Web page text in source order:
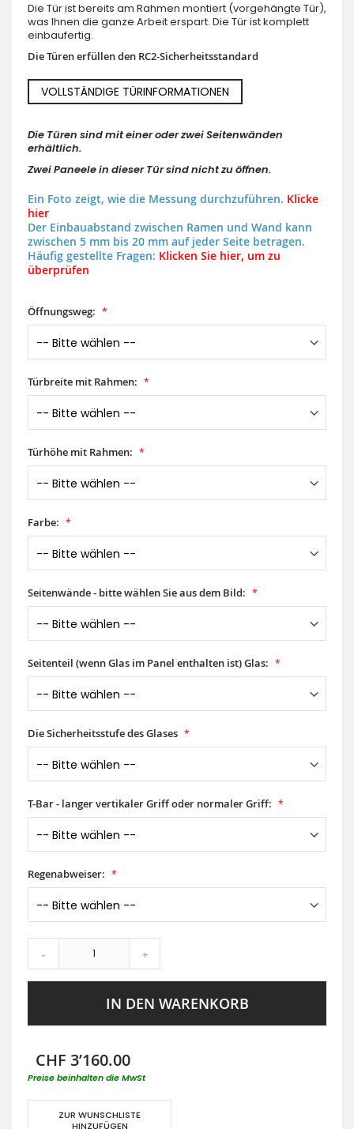
Die Tür ist bereits am Rahmen montiert (vorgehängte Tür),
was Ihnen die ganze Arbeit erspart. Die Tür ist komplett
einbaufertig.
Die Türen erfüllen den RC2-Sicherheitsstandard
VOLLSTÄNDIGE TÜRINFORMATIONEN
Die Türen sind mit einer oder zwei Seitenwänden
erhältlich.
Zwei Paneele in dieser Tür sind nicht zu öffnen.
Ein Foto zeigt, wie die Messung durchzuführen. Klicke
hier
Der Einbauabstand zwischen Ramen und Wand kann
zwischen 5 mm bis 20 mm auf jeder Seite betragen.
Häufig gestellte Fragen: Klicken Sie hier, um zu
überprüfen
Öffnungsweg:
Türbreite mit Rahmen:
Türhöhe mit Rahmen:
Farbe:
Seitenwände - bitte wählen Sie aus dem Bild:
Seitenteil (wenn Glas im Panel enthalten ist) Glas:
Die Sicherheitsstufe des Glases
T-Bar - langer vertikaler Griff oder normaler Griff:
Regenabweiser:
- +
IN DEN WARENKORB
CHF 3’160.00
Preise beinhalten die MwSt
ZUR WUNSCHLISTE
HINZUFÜGEN